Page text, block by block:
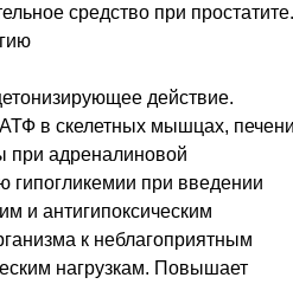
средство при простатите.
действие.
в скелетных мышцах,
при адреналиновой
гипогликемии при введении
и антигипоксическим
к неблагоприятным
нагрузкам. Повышает